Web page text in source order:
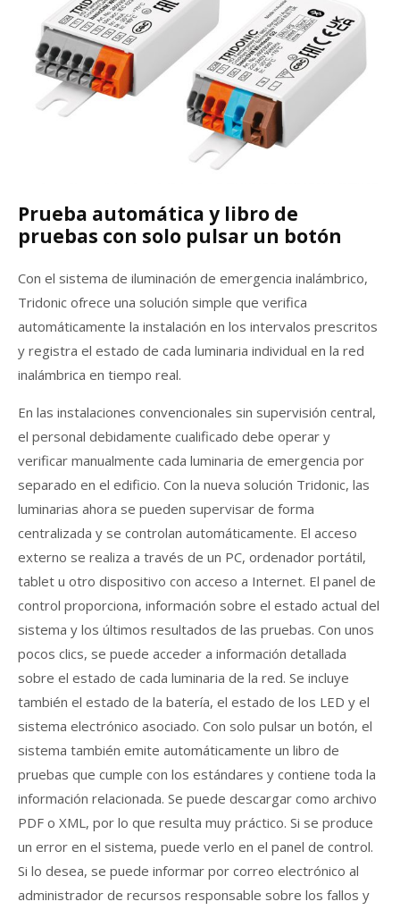
Prueba automática y libro de
pruebas con solo pulsar un botón
Con el sistema de iluminación de emergencia inalámbrico,
Tridonic ofrece una solución simple que verifica
automáticamente la instalación en los intervalos prescritos
y registra el estado de cada luminaria individual en la red
inalámbrica en tiempo real.
En las instalaciones convencionales sin supervisión central,
el personal debidamente cualificado debe operar y
verificar manualmente cada luminaria de emergencia por
separado en el edificio. Con la nueva solución Tridonic, las
luminarias ahora se pueden supervisar de forma
centralizada y se controlan automáticamente. El acceso
externo se realiza a través de un PC, ordenador portátil,
tablet u otro dispositivo con acceso a Internet. El panel de
control proporciona, información sobre el estado actual del
sistema y los últimos resultados de las pruebas. Con unos
pocos clics, se puede acceder a información detallada
sobre el estado de cada luminaria de la red. Se incluye
también el estado de la batería, el estado de los LED y el
sistema electrónico asociado. Con solo pulsar un botón, el
sistema también emite automáticamente un libro de
pruebas que cumple con los estándares y contiene toda la
información relacionada. Se puede descargar como archivo
PDF o XML, por lo que resulta muy práctico. Si se produce
un error en el sistema, puede verlo en el panel de control.
Si lo desea, se puede informar por correo electrónico al
administrador de recursos responsable sobre los fallos y